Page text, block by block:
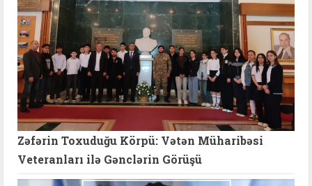
Zəfərin Toxuduğu Körpü: Vətən Müharibəsi
Veteranları ilə Gənclərin Görüşü